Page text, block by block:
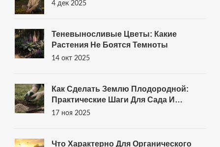
4 дек 2025
Теневыносливые Цветы: Какие
Растения Не Боятся Темноты
14 окт 2025
Как Сделать Землю Плодородной:
Практические Шаги Для Сада И
Огорода
17 ноя 2025
Что Характерно Для Органического